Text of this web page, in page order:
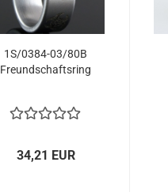
1S/0384-03/80B
Freundschaftsring
34,21 EUR